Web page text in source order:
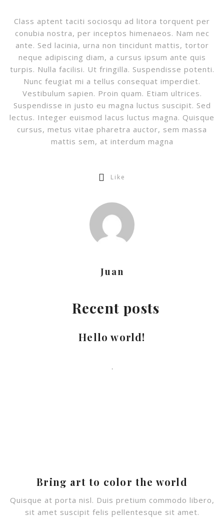
Class aptent taciti sociosqu ad litora torquent per
conubia nostra, per inceptos himenaeos. Nam nec
ante. Sed lacinia, urna non tincidunt mattis, tortor
neque adipiscing diam, a cursus ipsum ante quis
turpis. Nulla facilisi. Ut fringilla. Suspendisse potenti.
Nunc feugiat mi a tellus consequat imperdiet.
Vestibulum sapien. Proin quam. Etiam ultrices.
Suspendisse in justo eu magna luctus suscipit. Sed
lectus. Integer euismod lacus luctus magna. Quisque
cursus, metus vitae pharetra auctor, sem massa
mattis sem, at interdum magna
Like
Juan
Recent posts
Hello world!
Bring art to color the world
Quisque at porta nisl. Duis pretium commodo libero,
sit amet suscipit felis pellentesque sit amet.